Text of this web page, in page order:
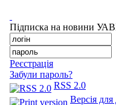
Підписка на новини
Реєстрація
Забули пароль?
RSS 2.0
Версія